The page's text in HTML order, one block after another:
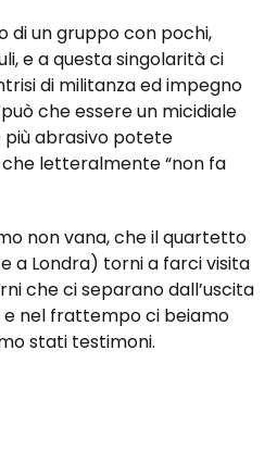
di un gruppo con pochi,
e a questa singolarità ci
di militanza ed impegno
che essere un micidiale
più abrasivo potete
letteralmente “non fa
non vana, che il quartetto
a Londra) torni a farci visita
che ci separano dall’uscita
e nel frattempo ci beiamo
stati testimoni.